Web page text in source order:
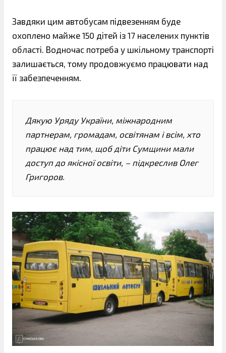
Завдяки цим автобусам підвезенням буде
охоплено майже 150 дітей із 17 населених пунктів
області. Водночас потреба у шкільному транспорті
залишається, тому продовжуємо працювати над
її забезпеченням.
Дякую Уряду України, міжнародним
партнерам, громадам, освітянам і всім, хто
працює над тим, щоб діти Сумщини мали
доступ до якісної освіти, – підкреслив Олег
Григоров.